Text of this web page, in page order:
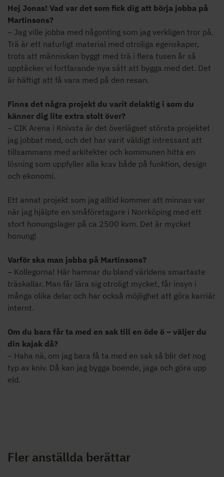
Hej Jonas! Vad var det som fick dig att börja jobba på
Martinsons?
– Jag ville jobba med någonting som jag verkligen tror på.
Trä är ett naturligt material med otroliga egenskaper,
trots att människan byggt med trä i flera tusen år så
upptäcker vi fortfarande nya sätt att bygga med det. Det
är häftigt att få vara med på den resan.
Finns det några projekt du varit delaktig i som du
känner dig lite extra stolt över?
– CIK Arena i Knivsta är det överlägset största projektet
jag jobbat med, och det har varit väldigt intressant att
tillsammans med arkitekter och kommunen hitta en
lösning som uppfyller alla krav både på funktion, design
och ekonomi.
Ett annat projekt som jag alltid kommer att minnas var
när jag hjälpte en småföretagare i Norrköping med ett
stort honungslager på ca 2500 kvm. Det är mycket
honung!
Varför ska man jobba på Martinsons?
– Kollegorna! Här hamnar du bland världens smartaste
träskallar. Man får lära sig otroligt mycket, får insyn i
många olika delar och har också möjlighet att göra karriär
internt.
Om du bara får ta med en sak till en öde ö – väljer du
din kajak då?
– Haha nä, om jag bara få ta med en sak så blir det nog
typ av kniv. Då kan jag bygga boende, jaga och göra upp
eld.
Fler anställda berättar